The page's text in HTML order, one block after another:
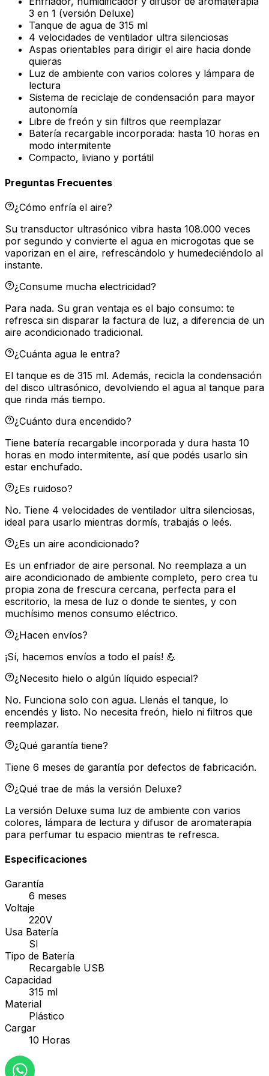
3 en 1 (versión Deluxe)
Tanque de agua de 315 ml
4 velocidades de ventilador ultra silenciosas
Aspas orientables para dirigir el aire hacia donde
quieras
Luz de ambiente con varios colores y lámpara de
lectura
Sistema de reciclaje de condensación para mayor
autonomía
Libre de freón y sin filtros que reemplazar
Batería recargable incorporada: hasta 10 horas en
modo intermitente
Compacto, liviano y portátil
Preguntas Frecuentes
¿Cómo enfría el aire?
Su transductor ultrasónico vibra hasta 108.000 veces
por segundo y convierte el agua en microgotas que se
vaporizan en el aire, refrescándolo y humedeciéndolo al
instante.
¿Consume mucha electricidad?
Para nada. Su gran ventaja es el bajo consumo: te
refresca sin disparar la factura de luz, a diferencia de un
aire acondicionado tradicional.
¿Cuánta agua le entra?
El tanque es de 315 ml. Además, recicla la condensación
del disco ultrasónico, devolviendo el agua al tanque para
que rinda más tiempo.
¿Cuánto dura encendido?
Tiene batería recargable incorporada y dura hasta 10
horas en modo intermitente, así que podés usarlo sin
estar enchufado.
¿Es ruidoso?
No. Tiene 4 velocidades de ventilador ultra silenciosas,
ideal para usarlo mientras dormís, trabajás o leés.
¿Es un aire acondicionado?
Es un enfriador de aire personal. No reemplaza a un
aire acondicionado de ambiente completo, pero crea tu
propia zona de frescura cercana, perfecta para el
escritorio, la mesa de luz o donde te sientes, y con
muchísimo menos consumo eléctrico.
¿Hacen envíos?
¡Sí, hacemos envíos a todo el país! 💪
¿Necesito hielo o algún líquido especial?
No. Funciona solo con agua. Llenás el tanque, lo
encendés y listo. No necesita freón, hielo ni filtros que
reemplazar.
¿Qué garantía tiene?
Tiene 6 meses de garantía por defectos de fabricación.
¿Qué trae de más la versión Deluxe?
La versión Deluxe suma luz de ambiente con varios
colores, lámpara de lectura y difusor de aromaterapia
para perfumar tu espacio mientras te refresca.
Especificaciones
Garantía
6 meses
Voltaje
220V
Usa Batería
SI
Tipo de Batería
Recargable USB
Capacidad
315 ml
Material
Plástico
Cargar
10 Horas